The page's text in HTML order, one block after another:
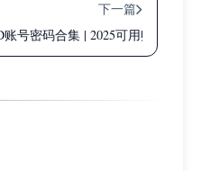
下一篇
号密码合集 | 2025可用账号